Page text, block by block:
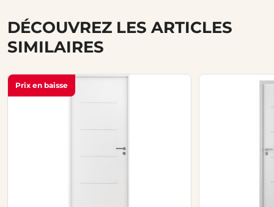
DÉCOUVREZ LES ARTICLES
SIMILAIRES
Prix en baisse